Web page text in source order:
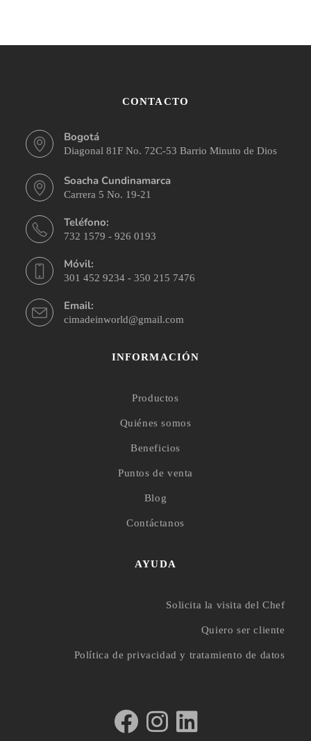
CONTACTO
Bogotá
Diagonal 81F No. 72C-53 Barrio Minuto de Dios
Soacha Cundinamarca
Carrera 5 No. 19-21
Teléfono:
732 1579 - 926 0193
Móvil:
301 452 9234 - 350 215 7476
Email:
cimadeinworld@gmail.com
INFORMACIÓN
Productos
Quiénes somos
Beneficios
Puntos de venta
Blog
Contáctanos
AYUDA
Solicita la visita del Chef
Quiero ser cliente
Política de privacidad y tratamiento de datos